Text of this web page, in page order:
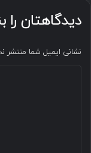
دیدگاهتان را
نشانی ایمیل شما منتشر